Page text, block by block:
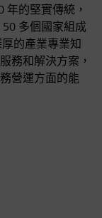
年的堅實傳統，
多個國家組成
的產業專業知
務和解決方案，
營運方面的能